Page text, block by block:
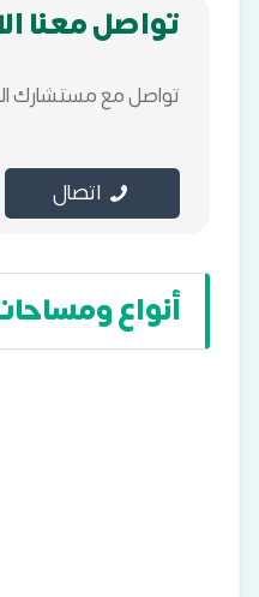
تواصل معنا
تواصل مع مستشارك
اتصال
أنواع